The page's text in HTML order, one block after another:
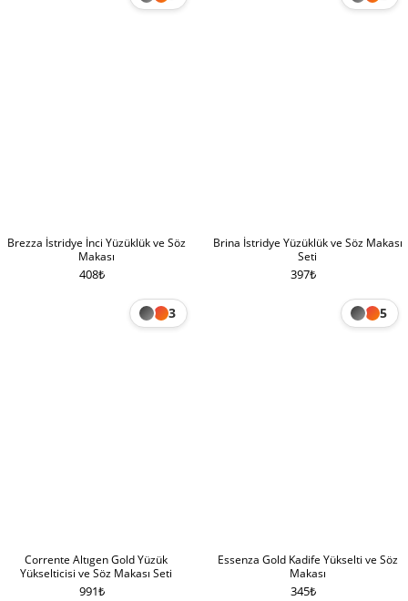
Brezza İstridye İnci Yüzüklük ve Söz
Makası
408₺
Brina İstridye Yüzüklük ve Söz Makası
Seti
397₺
Corrente Altıgen Gold Yüzük
Yükselticisi ve Söz Makası Seti
991₺
3
Essenza Gold Kadife Yükselti ve Söz
Makası
345₺
5